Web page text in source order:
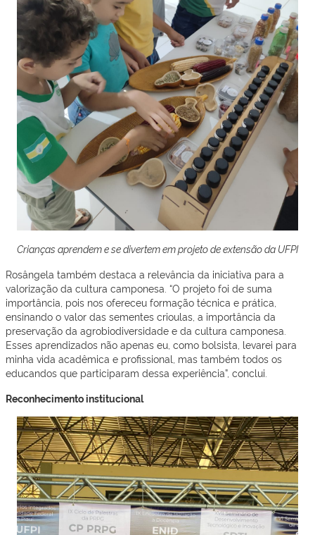
Crianças aprendem e se divertem em projeto de extensão da UFPI
Rosângela também destaca a relevância da iniciativa para a
valorização da cultura camponesa. “O projeto foi de suma
importância, pois nos ofereceu formação técnica e prática,
ensinando o valor das sementes crioulas, a importância da
preservação da agrobiodiversidade e da cultura camponesa.
Esses aprendizados não apenas eu, como bolsista, levarei para
minha vida acadêmica e profissional, mas também todos os
educandos que participaram dessa experiência”, conclui.
Reconhecimento institucional